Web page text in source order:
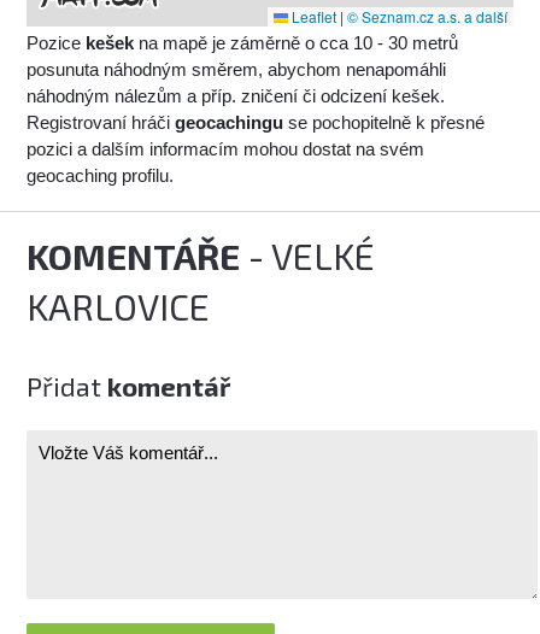
Leaflet | © Seznam.cz a.s. a další
Pozice kešek na mapě je záměrně o cca 10 - 30 metrů
posunuta náhodným směrem, abychom nenapomáhli
náhodným nálezům a příp. zničení či odcizení kešek.
Registrovaní hráčigeocachingu se pochopitelně k přesné
pozici a dalším informacím mohou dostat na svém
geocaching profilu.
KOMENTÁŘE - VELKÉ
KARLOVICE
Přidat komentář